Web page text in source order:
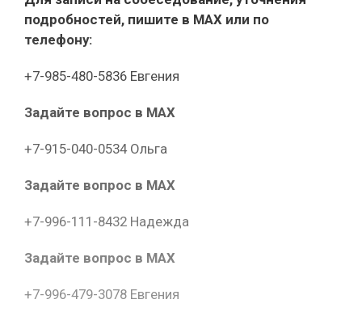
подробностей, пишите в МАХ или по
телефону:
+7-985-480-5836 Евгения
Задайте вопрос в MAX
+7-915-040-0534 Ольга
Задайте вопрос в MAX
+7-996-111-8432 Надежда
Задайте вопрос в MAX
+7-996-479-3078 Евгения